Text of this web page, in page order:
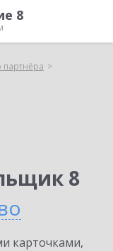
8
8
карточками,